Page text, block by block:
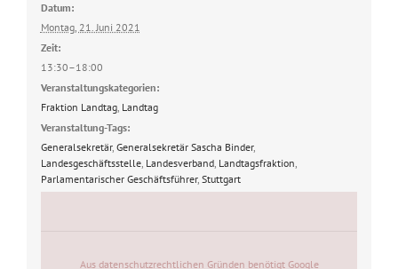
Datum:
Montag, 21. Juni 2021
Zeit:
13:30–18:00
Veranstaltungskategorien:
Fraktion Landtag, Landtag
Veranstaltung-Tags:
Generalsekretär, Generalsekretär Sascha Binder,
Landesgeschäftsstelle, Landesverband, Landtagsfraktion
Parlamentarischer Geschäftsführer, Stuttgart
Aus datenschutzrechtlichen Gründen benötigt Google